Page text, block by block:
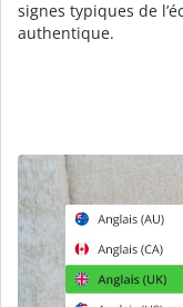
signes typiques de
authentique.